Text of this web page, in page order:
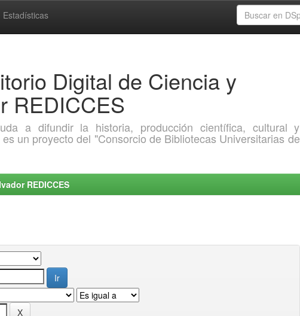
Estadísticas
Digital de Ciencia y
REDICCES
a difundir la historia, producción científica, cultural y
un proyecto del "Consorcio de Bibliotecas Universitarias de
REDICCES